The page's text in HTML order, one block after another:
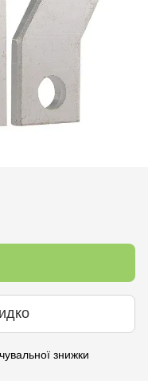
знижки